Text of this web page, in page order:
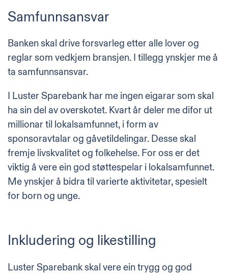
Samfunnsansvar
Banken skal drive forsvarleg etter alle lover og
reglar som vedkjem bransjen. I tillegg ynskjer me å
ta samfunnsansvar.
I Luster Sparebank har me ingen eigarar som skal
ha sin del av overskotet. Kvart år deler me difor ut
millionar til lokalsamfunnet, i form av
sponsoravtalar og gåvetildelingar. Desse skal
fremje livskvalitet og folkehelse. For oss er det
viktig å vere ein god støttespelar i lokalsamfunnet.
Me ynskjer å bidra til varierte aktivitetar, spesielt
for born og unge.
Inkludering og likestilling
Luster Sparebank skal vere ein trygg og god